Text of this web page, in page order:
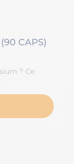
CAPS)
? Ce